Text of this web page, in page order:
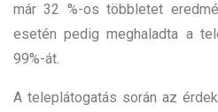
már 32 %-os többletet
esetén pedig meghaladta a
99%-át.
A teleplátogatás során az